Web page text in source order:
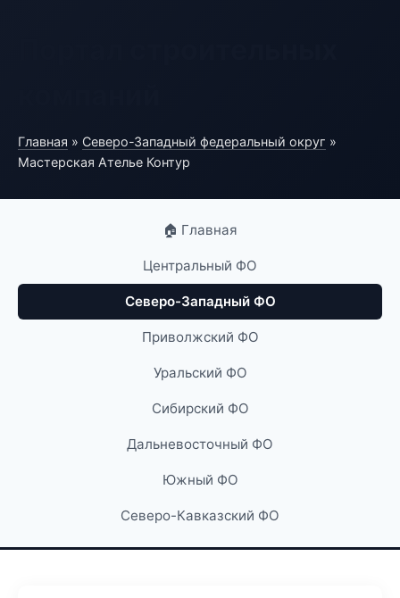
Главная » Северо-Западный федеральный округ »
Мастерская Ателье Контур
🏠 Главная
Центральный ФО
Северо-Западный ФО
Приволжский ФО
Уральский ФО
Сибирский ФО
Дальневосточный ФО
Южный ФО
Северо-Кавказский ФО